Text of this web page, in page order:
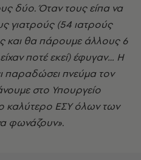
δύο. Όταν τους είπα να
γιατρούς (54 ιατρούς
και θα πάρουμε άλλους 6
ποτέ εκεί) έφυγαν… Η
παραδώσει πνεύμα τον
στο Υπουργείο
καλύτερο ΕΣΥ όλων των
φωνάζουν».